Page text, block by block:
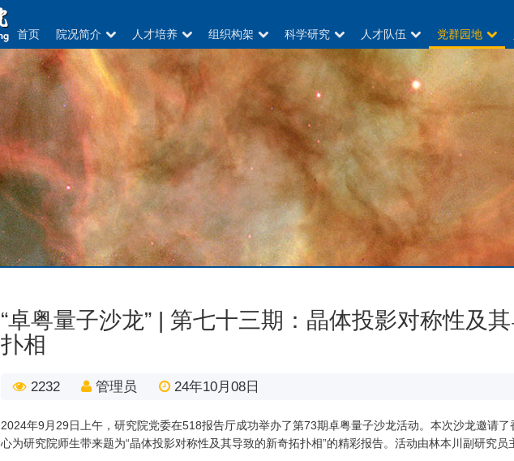
首页 院况简介 人才培养 组织构架 科学研究 人才队伍 党群园地
“卓粤量子沙龙” | 第七十三期：晶体投影对称性及
扑相
2232 管理员 24年10月08日
2024年9月29日上午，研究院党委在518报告厅成功举办了第73期卓粤量子沙龙活动。本次沙龙邀请
心为研究院师生带来题为“晶体投影对称性及其导致的新奇拓扑相”的精彩报告。活动由林本川副研究员